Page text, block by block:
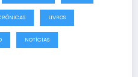
LIVROS
NOTÍCIAS